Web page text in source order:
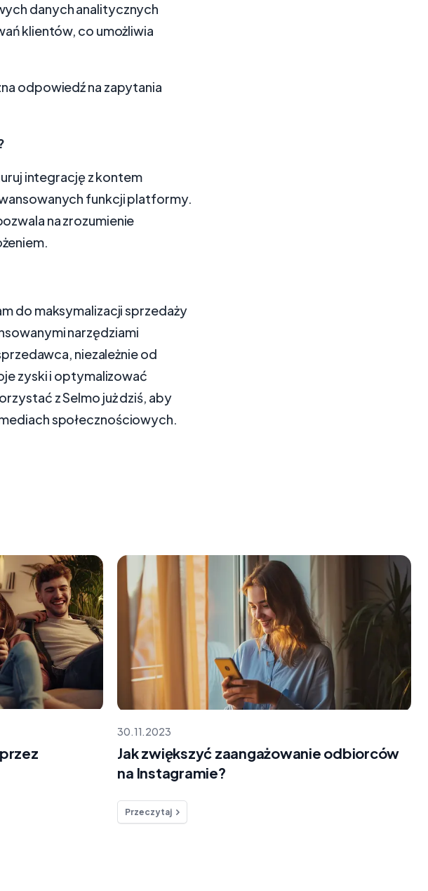
danych analitycznych
klientów, co umożliwia
odpowiedź na zapytania
integrację z kontem
funkcji platformy.
na zrozumienie
do maksymalizacji sprzedaży
narzędziami
niezależnie od
zyski i optymalizować
z Selmo już dziś, aby
społecznościowych.
30.11.2023
Jak zwiększyć zaangażowanie odbiorców
na Instagramie?
Przeczytaj